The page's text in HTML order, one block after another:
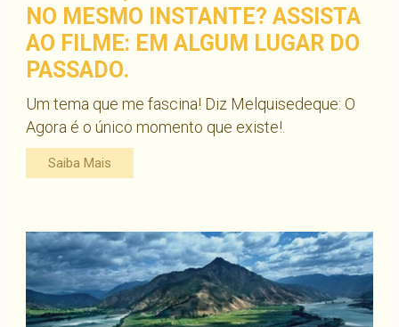
NO MESMO INSTANTE? ASSISTA
AO FILME: EM ALGUM LUGAR DO
PASSADO.
Um tema que me fascina! Diz Melquisedeque: O
Agora é o único momento que existe!.
Saiba Mais